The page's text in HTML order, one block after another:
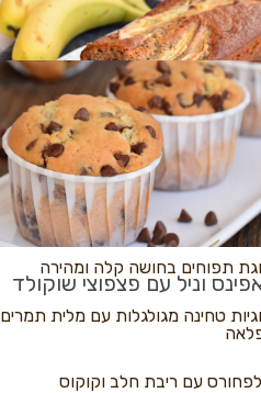
פיצה
בננות
וניל עם פצפוצי שוקולד
נקראים
תפוחים בחושה קלה ומהירה
טחינה מגולגלות עם מלית תמרים
עם ריבת חלב וקוקוס